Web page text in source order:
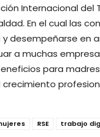
Internacional del
En el cual las
desempeñarse en
a muchas
para
RSE trabajo